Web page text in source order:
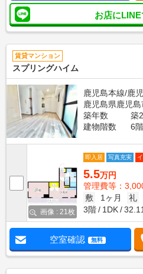
お店に
賃貸マンション
スプリングハイム
鹿児島本線/鹿
鹿児島県鹿児
築年数
築
建物階数
6
画像 : 21枚
即入居 写真充実
5.5万円
管理費等：
敷
1ヶ月 礼
3階
1DK
空室確認 無料